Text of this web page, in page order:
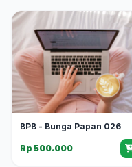
BPB - Bunga Papan 026
Rp 500.000